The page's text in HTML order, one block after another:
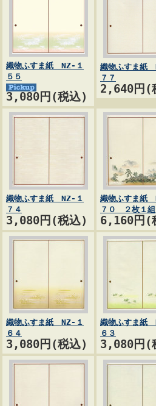
織物ふすま紙 NZ-１
５５
3,080円(税込)
織物ふすま紙
７７
2,640円(
織物ふすま紙 NZ-１
７４
3,080円(税込)
織物ふすま紙
７０ ２枚１組
6,160円(
織物ふすま紙 NZ-１
６４
3,080円(税込)
織物ふすま紙
６３
3,080円(